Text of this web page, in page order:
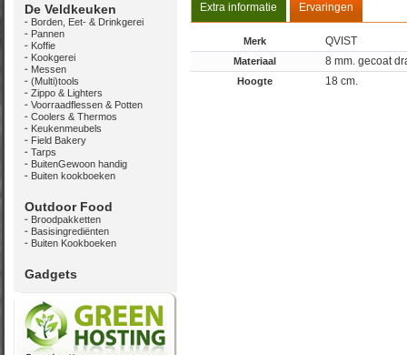
De Veldkeuken
Borden, Eet- & Drinkgerei
Pannen
Koffie
Kookgerei
Messen
(Multi)tools
Zippo & Lighters
Voorraadflessen & Potten
Coolers & Thermos
Keukenmeubels
Field Bakery
Tarps
BuitenGewoon handig
Buiten kookboeken
Outdoor Food
Broodpakketten
Basisingrediënten
Buiten Kookboeken
Gadgets
Extra informatie Ervaringen
Merk QVIST
Materiaal 8 mm. gecoat
Hoogte 18 cm.